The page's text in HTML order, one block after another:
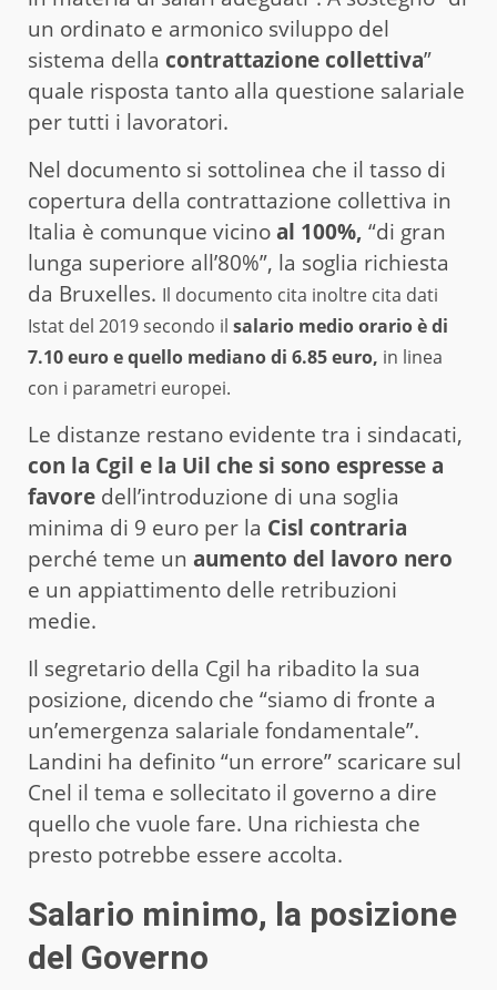
un ordinato e armonico sviluppo del
sistema della contrattazione collettiva”
quale risposta tanto alla questione salariale
per tutti i lavoratori.
Nel documento si sottolinea che il tasso di
copertura della contrattazione collettiva in
Italia è comunque vicinoal 100%, “di gran
lunga superiore all’80%”, la soglia richiesta
da Bruxelles. Il documento cita inoltre cita dati
Istat del 2019 secondo il salario medio orario è di
7.10 euro e quello mediano di 6.85 euro, in linea
con i parametri europei.
Le distanze restano evidente tra i sindacati,
con la Cgil e la Uil che si sono espresse a
favore dell’introduzione di una soglia
minima di 9 euro per la Cisl contraria
perché teme un aumento del lavoro nero
e un appiattimento delle retribuzioni
medie.
Il segretario della Cgil ha ribadito la sua
posizione, dicendo che “siamo di fronte a
un’emergenza salariale fondamentale”.
Landini ha definito “un errore” scaricare sul
Cnel il tema e sollecitato il governo a dire
quello che vuole fare. Una richiesta che
presto potrebbe essere accolta.
Salario minimo, la posizione
del Governo